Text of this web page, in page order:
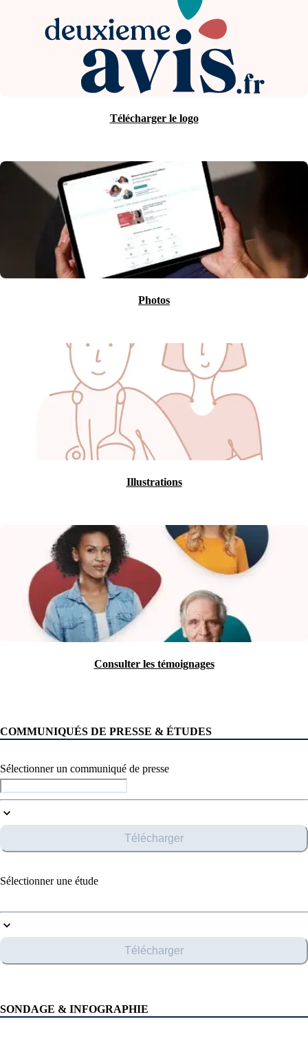
Télécharger le logo
Photos
Illustrations
Consulter les témoignages
COMMUNIQUÉS DE PRESSE & ÉTUDES
Sélectionner un communiqué de presse
Télécharger
Sélectionner une étude
Télécharger
SONDAGE & INFOGRAPHIE